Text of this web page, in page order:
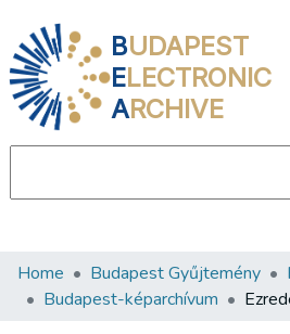
BUDAPEST
ELECTRONIC
ARCHIVE
Communities & Collections
Home Budapest Gyűjtemény
Budapest-képarchívum